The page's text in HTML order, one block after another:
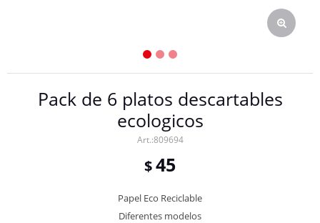
Pack de 6 platos descartables
ecologicos
809694
$45
Papel Eco Reciclable
Diferentes modelos